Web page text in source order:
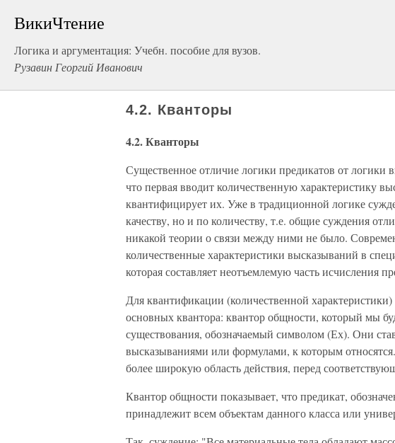
ВикиЧтение
Логика и аргументация: Учебн. пособие для вузов.
Рузавин Георгий Иванович
4.2. Кванторы
4.2. Кванторы
Существенное отличие логики предикатов от логики
что первая вводит количественную характеристику
квантифицирует их. Уже в традиционной логике
качеству, но и по количеству, т.е. общие суждения
никакой теории о связи между ними не было.
количественные характеристики высказываний в
которая составляет неотъемлемую часть исчисления
Для квантификации (количественной
основных квантора: квантор общности, который мы
существования, обозначаемый символом (Ех). Они
высказываниями или формулами, к которым
более широкую область действия, перед
Квантор общности показывает, что предикат,
принадлежит всем объектам данного класса или